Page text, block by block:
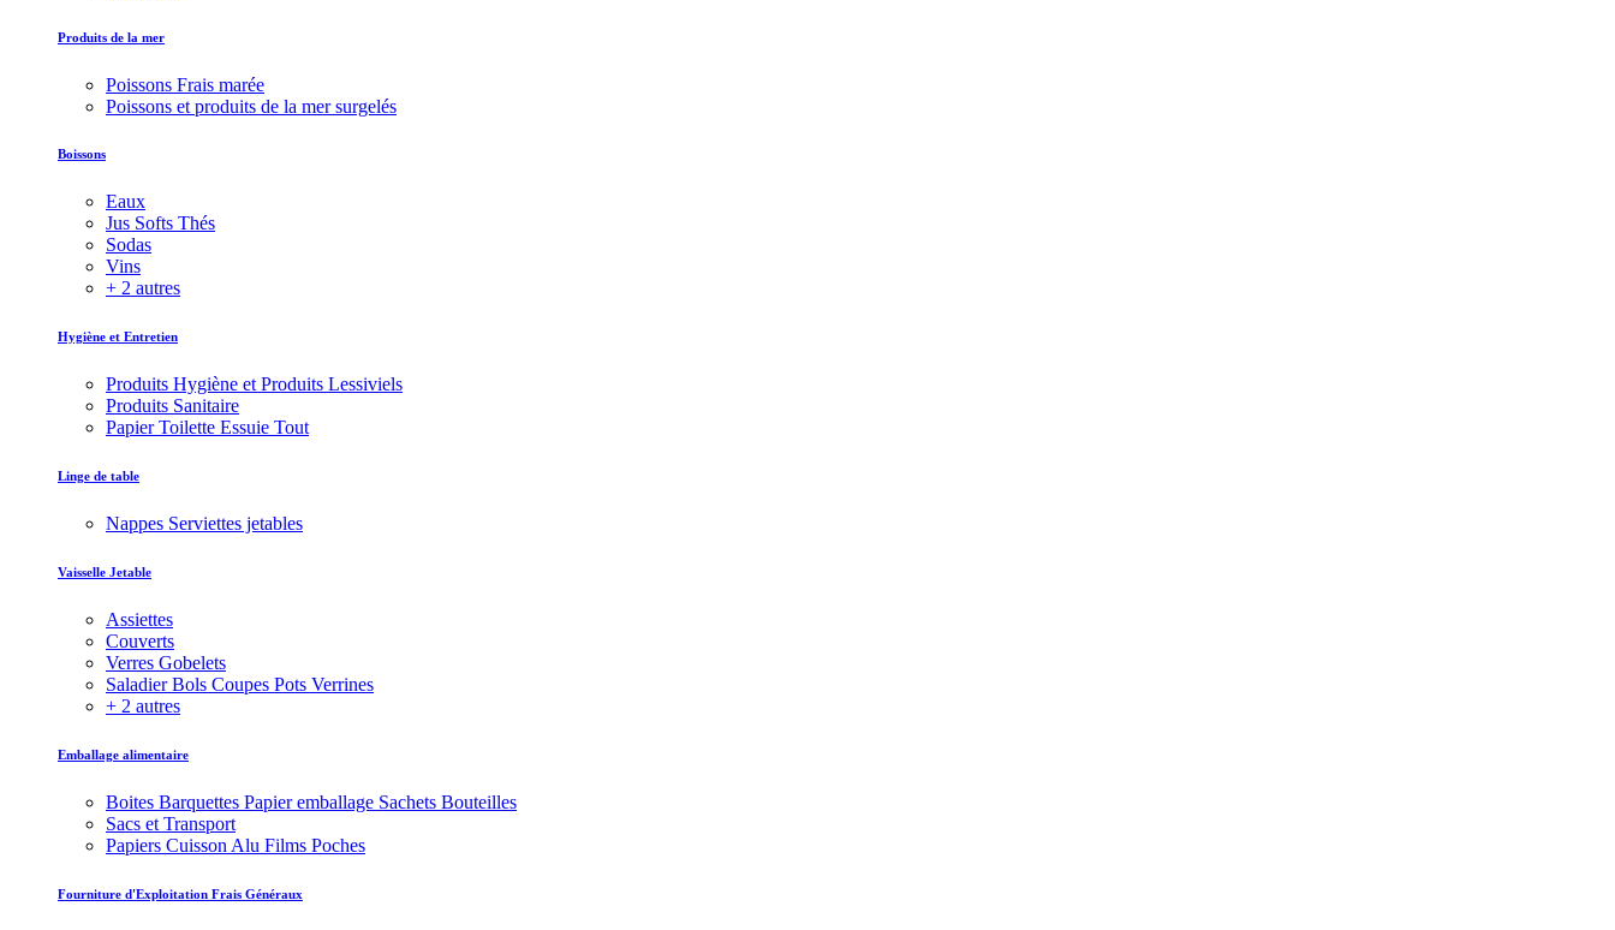
Produits de la mer
Poissons Frais marée
Poissons et produits de la mer surgelés
Boissons
Eaux
Jus Softs Thés
Sodas
Vins
+ 2 autres
Hygiène et Entretien
Produits Hygiène et Produits Lessiviels
Produits Sanitaire
Papier Toilette Essuie Tout
Linge de table
Nappes Serviettes jetables
Vaisselle Jetable
Assiettes
Couverts
Verres Gobelets
Saladier Bols Coupes Pots Verrines
+ 2 autres
Emballage alimentaire
Boites Barquettes Papier emballage Sachets Bouteilles
Sacs et Transport
Papiers Cuisson Alu Films Poches
Fourniture d'Exploitation Frais Généraux